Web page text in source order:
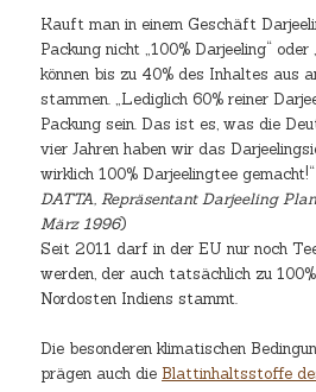
Kauft man in einem Geschäft
Packung nicht „100% Darjeeling“
können bis zu 40% des Inhaltes aus
stammen. „Lediglich 60% reiner
Packung sein. Das ist es, was die
vier Jahren haben wir das
wirklich 100% Darjeelingtee
DATTA, Repräsentant Darjeeling
März 1996)
Seit 2011 darf in der EU nur noch
werden, der auch tatsächlich zu
Nordosten Indiens stammt.
Die besonderen klimatischen
prägen auch die Blattinhaltsstoffe